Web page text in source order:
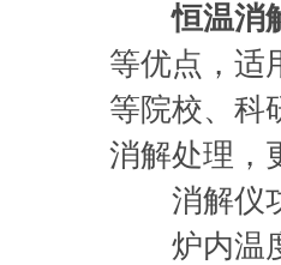
恒温消
等优点，适
等院校、科
消解处理，
消解仪
炉内温度